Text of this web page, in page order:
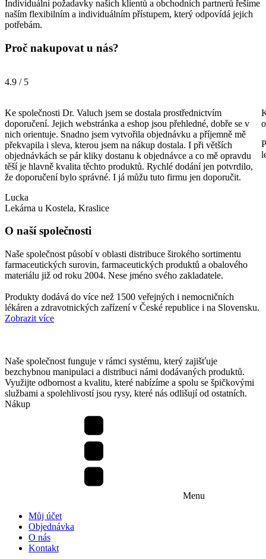
Individuální požadavky našich klientů a obchodních partnerů řešíme
naším flexibilním a individuálním přístupem, který odpovídá jejich
potřebám.
Proč nakupovat u nás?
4.9 / 5
Ke společnosti Dr. Valuch jsem se dostala prostřednictvím
doporučení. Jejich webstránka a eshop jsou přehledné, dobře se v
nich orientuje. Snadno jsem vytvořila objednávku a příjemně mě
překvapila i sleva, kterou jsem na nákup dostala. I při větších
objednávkách se pár kliky dostanu k objednávce a co mě opravdu
těší je hlavně kvalita těchto produktů. Rychlé dodání jen potvrdilo,
že doporučení bylo správné. I já můžu tuto firmu jen doporučit.
Lucka
Lekárna u Kostela, Kraslice
O naší společnosti
Naše společnost působí v oblasti distribuce širokého sortimentu
farmaceutických surovin, farmaceutických produktů a obalového
materiálu již od roku 2004. Nese jméno svého zakladatele.
Produkty dodává do více než 1500 veřejných i nemocničních
lékáren a zdravotnických zařízení v České republice i na Slovensku.
Zobrazit více
Naše společnost funguje v rámci systému, který zajišťuje
bezchybnou manipulaci a distribuci námi dodávaných produktů.
Využijte odbornost a kvalitu, které nabízíme a spolu se špičkovými
službami a spolehlivostí jsou rysy, které nás odlišují od ostatních.
Nákup
Menu
Můj účet
Objednávka
O nás
Kontakt